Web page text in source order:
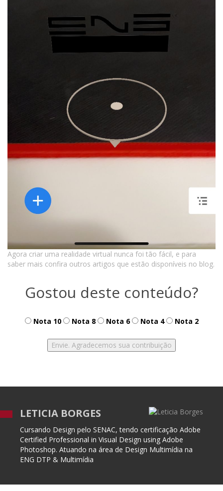
Agora criar uma realidade virtual nunca foi tão fácil, e para
saber mais confira outros artigos que estão disponíveis no blog.
Gostou deste conteúdo?
Nota 10 Nota 8 Nota 6 Nota 4 Nota 2
LETICIA BORGES
Cursando Design pelo SENAC, tendo certificação Adobe
Certified Professional in Visual Design using Adobe
Photoshop. Atuando na área de Design Multimídia na
ENG DTP & Multimídia